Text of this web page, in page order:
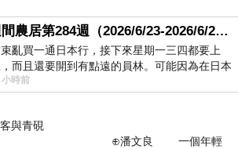
週間農居第284週（2026/6/23-2026/6/24) 夏至 金黃稻浪洋溢豐收喜悅
亂買一通日本行，接下來星期一三四都要上
而且還要開到有點遠的員林。可能因為在日本
少錢，星期一出門上班時，心裡沒有一
小時前
青硯
一個年輕